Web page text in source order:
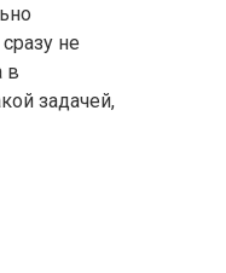
не
в
задачей,